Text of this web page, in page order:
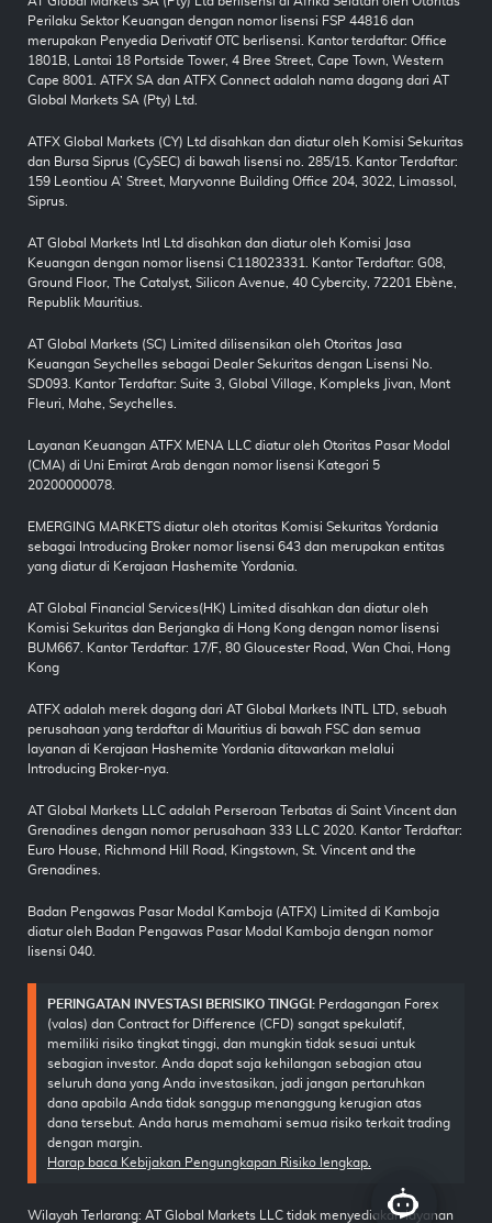
Perilaku Sektor Keuangan dengan nomor lisensi FSP 44816 dan
merupakan Penyedia Derivatif OTC berlisensi. Kantor terdaftar: Office
1801B, Lantai 18 Portside Tower, 4 Bree Street, Cape Town, Western
Cape 8001. ATFX SA dan ATFX Connect adalah nama dagang dari AT
Global Markets SA (Pty) Ltd.
ATFX Global Markets (CY) Ltd disahkan dan diatur oleh Komisi Sekuritas
dan Bursa Siprus (CySEC) di bawah lisensi no. 285/15. Kantor Terdaftar:
159 Leontiou A’ Street, Maryvonne Building Office 204, 3022, Limassol,
Siprus.
AT Global Markets Intl Ltd disahkan dan diatur oleh Komisi Jasa
Keuangan dengan nomor lisensi C118023331. Kantor Terdaftar: G08,
Ground Floor, The Catalyst, Silicon Avenue, 40 Cybercity, 72201 Ebène,
Republik Mauritius.
AT Global Markets (SC) Limited dilisensikan oleh Otoritas Jasa
Keuangan Seychelles sebagai Dealer Sekuritas dengan Lisensi No.
SD093. Kantor Terdaftar: Suite 3, Global Village, Kompleks Jivan, Mont
Fleuri, Mahe, Seychelles.
Layanan Keuangan ATFX MENA LLC diatur oleh Otoritas Pasar Modal
(CMA) di Uni Emirat Arab dengan nomor lisensi Kategori 5
20200000078.
EMERGING MARKETS diatur oleh otoritas Komisi Sekuritas Yordania
sebagai Introducing Broker nomor lisensi 643 dan merupakan entitas
yang diatur di Kerajaan Hashemite Yordania.
AT Global Financial Services(HK) Limited disahkan dan diatur oleh
Komisi Sekuritas dan Berjangka di Hong Kong dengan nomor lisensi
BUM667. Kantor Terdaftar: 17/F, 80 Gloucester Road, Wan Chai, Hong
Kong
ATFX adalah merek dagang dari AT Global Markets INTL LTD, sebuah
perusahaan yang terdaftar di Mauritius di bawah FSC dan semua
layanan di Kerajaan Hashemite Yordania ditawarkan melalui
Introducing Broker-nya.
AT Global Markets LLC adalah Perseroan Terbatas di Saint Vincent dan
Grenadines dengan nomor perusahaan 333 LLC 2020. Kantor Terdaftar:
Euro House, Richmond Hill Road, Kingstown, St. Vincent and the
Grenadines.
Badan Pengawas Pasar Modal Kamboja (ATFX) Limited di Kamboja
diatur oleh Badan Pengawas Pasar Modal Kamboja dengan nomor
lisensi 040.
PERINGATAN INVESTASI BERISIKO TINGGI: Perdagangan Forex
(valas) dan Contract for Difference (CFD) sangat spekulatif,
memiliki risiko tingkat tinggi, dan mungkin tidak sesuai untuk
sebagian investor. Anda dapat saja kehilangan sebagian atau
seluruh dana yang Anda investasikan, jadi jangan pertaruhkan
dana apabila Anda tidak sanggup menanggung kerugian atas
dana tersebut. Anda harus memahami semua risiko terkait trading
dengan margin.
Harap baca Kebijakan Pengungkapan Risiko lengkap.
Wilayah Terlarang: AT Global Markets LLC tidak menyediakan layanan